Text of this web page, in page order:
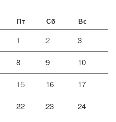
Пт Сб Вс
1 2 3
8 9 10
15 16 17
22 23 24